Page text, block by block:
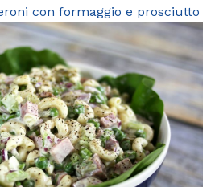
con formaggio e prosciutto